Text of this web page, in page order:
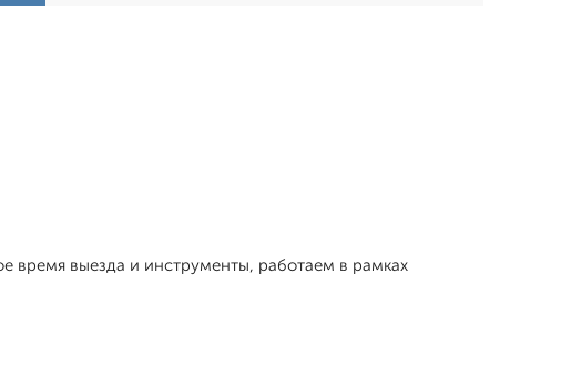
время выезда и инструменты, работаем в рамках